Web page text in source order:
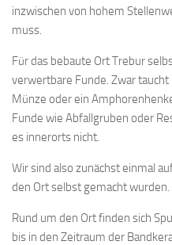
inzwischen von hohem
muss.
Für das bebaute Ort Trebur
verwertbare Funde. Zwar
Münze oder ein
Funde wie Abfallgruben oder
es innerorts nicht.
Wir sind also zunächst einmal
den Ort selbst gemacht
Rund um den Ort finden sich
bis in den Zeitraum der